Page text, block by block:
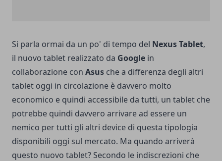
Si parla ormai da un po' di tempo del Nexus Tablet,
il nuovo tablet realizzato da Google in
collaborazione con Asus che a differenza degli altri
tablet oggi in circolazione è davvero molto
economico e quindi accessibile da tutti, un tablet che
potrebbe quindi davvero arrivare ad essere un
nemico per tutti gli altri device di questa tipologia
disponibili oggi sul mercato. Ma quando arriverà
questo nuovo tablet? Secondo le indiscrezioni che